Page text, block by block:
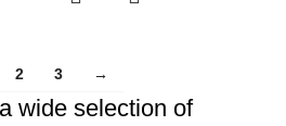
2 3 →
wide selection of